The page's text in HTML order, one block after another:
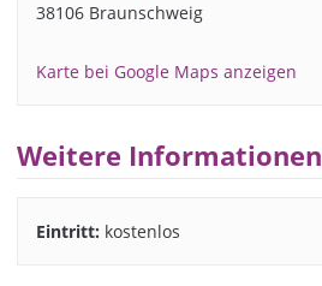
38106 Braunschweig
Karte bei Google Maps anzeigen
Weitere Informationen
Eintritt: kostenlos